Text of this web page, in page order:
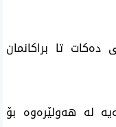
تا براكانمان
له‌ هه‌ولێره‌وه‌ بۆ